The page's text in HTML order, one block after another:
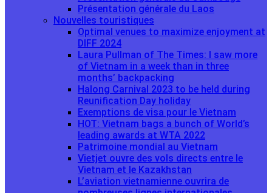
Présentation générale du Laos
Nouvelles touristiques
Optimal venues to maximize enjoyment at
DIFF 2024
Laura Pullman of The Times: I saw more
of Vietnam in a week than in three
months’ backpacking
Halong Carnival 2023 to be held during
Reunification Day holiday
Exemptions de visa pour le Vietnam
HOT: Vietnam bags a bunch of World’s
leading awards at WTA 2022
Patrimoine mondial au Vietnam
Vietjet ouvre des vols directs entre le
Vietnam et le Kazakhstan
L’aviation vietnamienne ouvrira de